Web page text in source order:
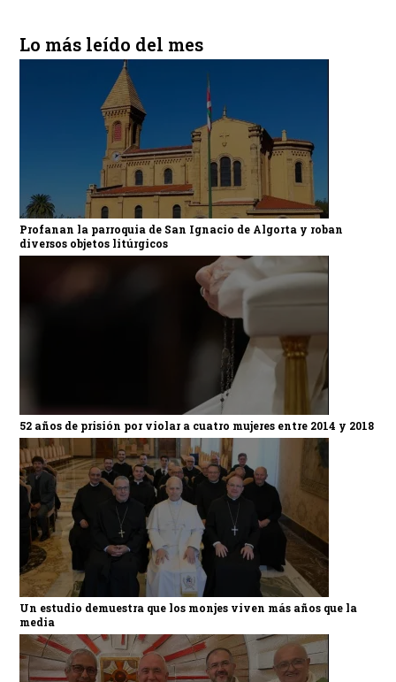
Lo más leído del mes
Profanan la parroquia de San Ignacio de Algorta y roban
diversos objetos litúrgicos
52 años de prisión por violar a cuatro mujeres entre 2014 y 2018
Un estudio demuestra que los monjes viven más años que la
media